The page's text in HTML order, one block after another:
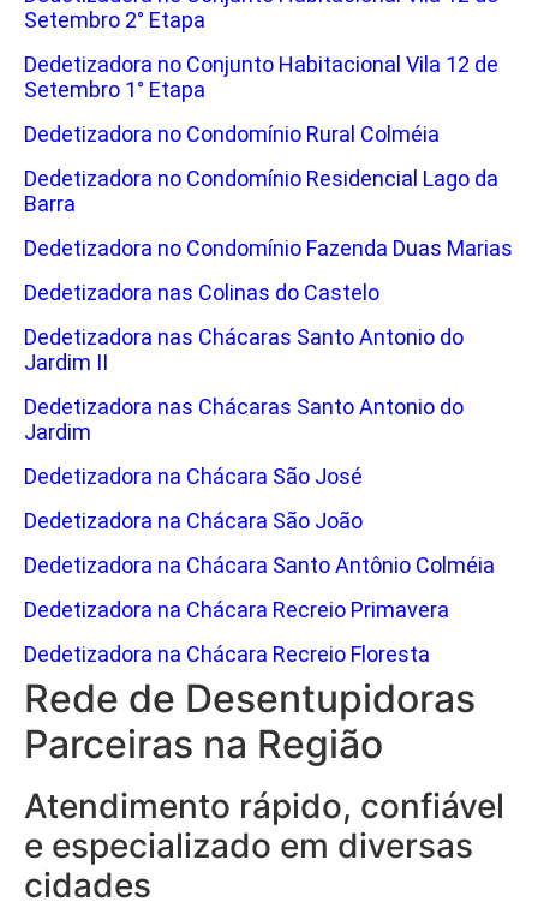
Setembro 2° Etapa
Dedetizadora no Conjunto Habitacional Vila 12 de
Setembro 1° Etapa
Dedetizadora no Condomínio Rural Colméia
Dedetizadora no Condomínio Residencial Lago da
Barra
Dedetizadora no Condomínio Fazenda Duas Marias
Dedetizadora nas Colinas do Castelo
Dedetizadora nas Chácaras Santo Antonio do
Jardim II
Dedetizadora nas Chácaras Santo Antonio do
Jardim
Dedetizadora na Chácara São José
Dedetizadora na Chácara São João
Dedetizadora na Chácara Santo Antônio Colméia
Dedetizadora na Chácara Recreio Primavera
Dedetizadora na Chácara Recreio Floresta
Rede de Desentupidoras
Parceiras na Região
Atendimento rápido, confiável
e especializado em diversas
cidades